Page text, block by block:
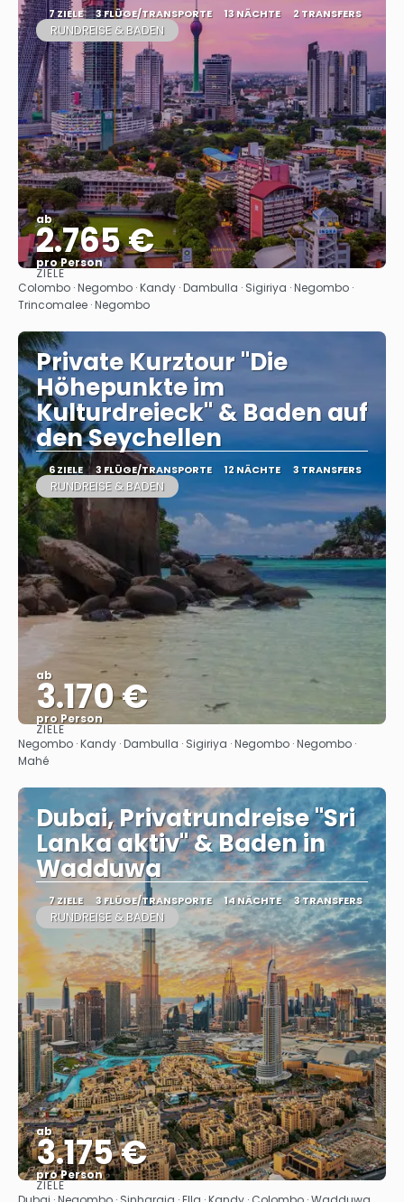
7 ZIELE 3 FLÜGE/TRANSPORTE 13 NÄCHTE 2 TRANSFERS
RUNDREISE & BADEN
ab
2.765 €
pro Person
Sehen
ZIELE
Colombo · Negombo · Kandy · Dambulla · Sigiriya · Negombo ·
Trincomalee · Negombo
Private Kurztour "Die
Höhepunkte im
Kulturdreieck" & Baden auf
den Seychellen
6 ZIELE 3 FLÜGE/TRANSPORTE 12 NÄCHTE 3 TRANSFERS
RUNDREISE & BADEN
ab
3.170 €
pro Person
Sehen
ZIELE
Negombo · Kandy · Dambulla · Sigiriya · Negombo · Negombo ·
Mahé
Dubai, Privatrundreise "Sri
Lanka aktiv" & Baden in
Wadduwa
7 ZIELE 3 FLÜGE/TRANSPORTE 14 NÄCHTE 3 TRANSFERS
RUNDREISE & BADEN
ab
3.175 €
pro Person
ZIELE